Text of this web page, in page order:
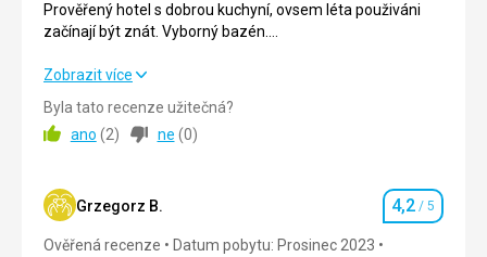
Prověřený hotel s dobrou kuchyní, ovsem léta použiváni
začínají být znát. Vyborný bazén.
se na dvouluzuku 150x150 moc nevyspí.
Prověřený hotel s dobrou kuchyní, ovsem léta použiváni
Nebyl splněn požadavek oddělených postelí a 2 dospeli lide
se na dvouluzuku 150x150 moc nevyspí.
Ubytování 4,0/ 5
Zobrazit více
Byla tato recenze užitečná?
ano (2) ne (0)
Grzegorz B. Hodnocení
4,2 / 5
Ověřená recenze
Datum pobytu: Prosinec 2023